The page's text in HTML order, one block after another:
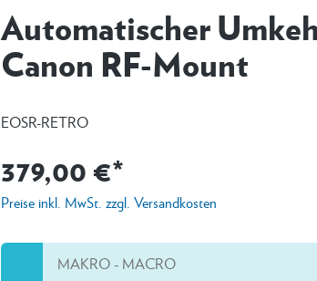
Automatischer
Canon RF-Mount
EOSR-RETRO
379,00 €*
Preise inkl. MwSt. zzgl. Versandkosten
MAKRO - MACRO